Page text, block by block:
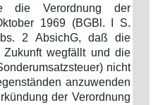
die Verordnung der
1969 (BGBl. I S.
2 AbsichG, daß die
wegfällt und die
nicht
anzuwenden
der Verordnung